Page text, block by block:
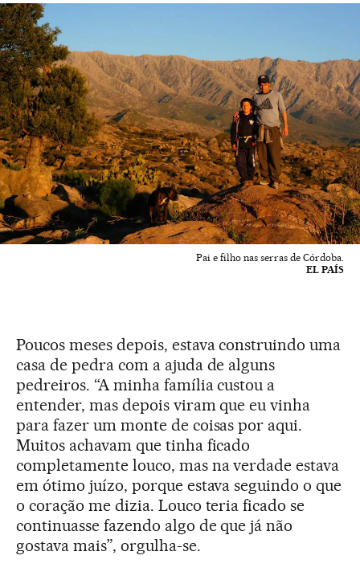
Pai e filho nas serras de Córdoba.
EL PAÍS
Poucos meses depois, estava construindo uma
casa de pedra com a ajuda de alguns
pedreiros. “A minha família custou a
entender, mas depois viram que eu vinha
para fazer um monte de coisas por aqui.
Muitos achavam que tinha ficado
completamente louco, mas na verdade estava
em ótimo juízo, porque estava seguindo o que
o coração me dizia. Louco teria ficado se
continuasse fazendo algo de que já não
gostava mais”, orgulha-se.